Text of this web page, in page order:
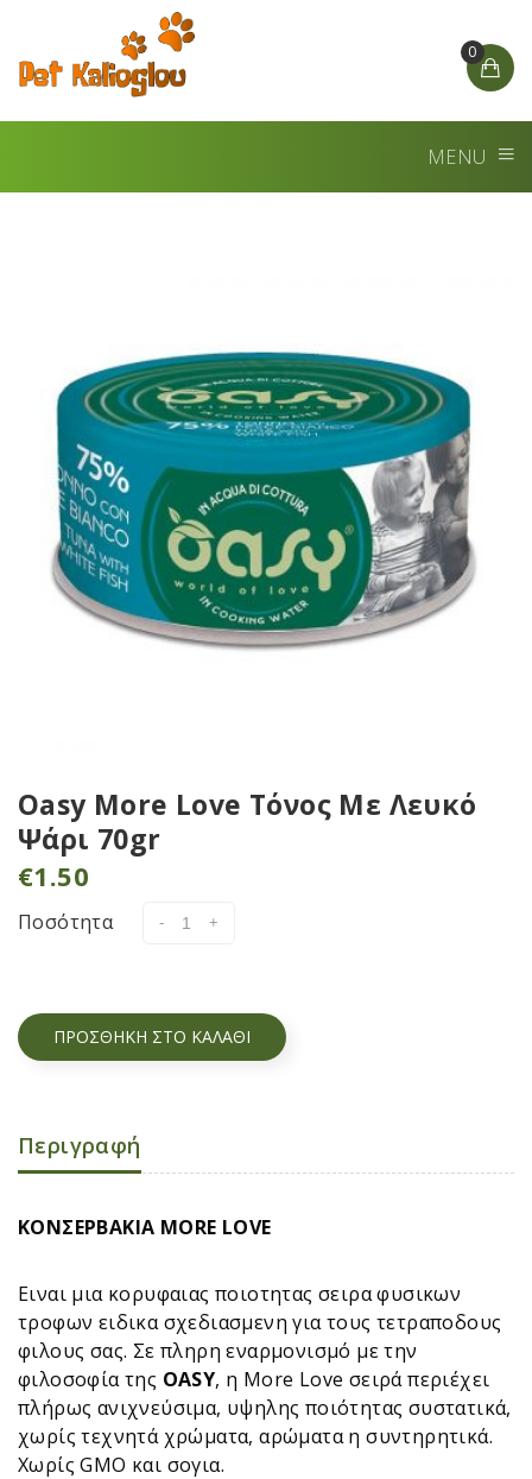
0
MENU
Oasy More Love Τόνος Με Λευκό
Ψάρι 70gr
€1.50
Ποσότητα
ΠΡΟΣΘΉΚΗ ΣΤΟ ΚΑΛΆΘΙ
Περιγραφή
ΚΟΝΣΕΡΒΑΚΙΑ MORE LOVE
Ειναι μια κορυφαιας ποιοτητας σειρα φυσικων
τροφων ειδικα σχεδιασμενη για τους τετραποδους
φιλους σας. Σε πληρη εναρμονισμό με την
φιλοσοφία της OASY, η More Love σειρά περιέχει
πλήρως ανιχνεύσιμα, υψηλης ποιότητας συστατικά,
χωρίς τεχνητά χρώματα, αρώματα η συντηρητικά.
Χωρίς GMO και σογια.